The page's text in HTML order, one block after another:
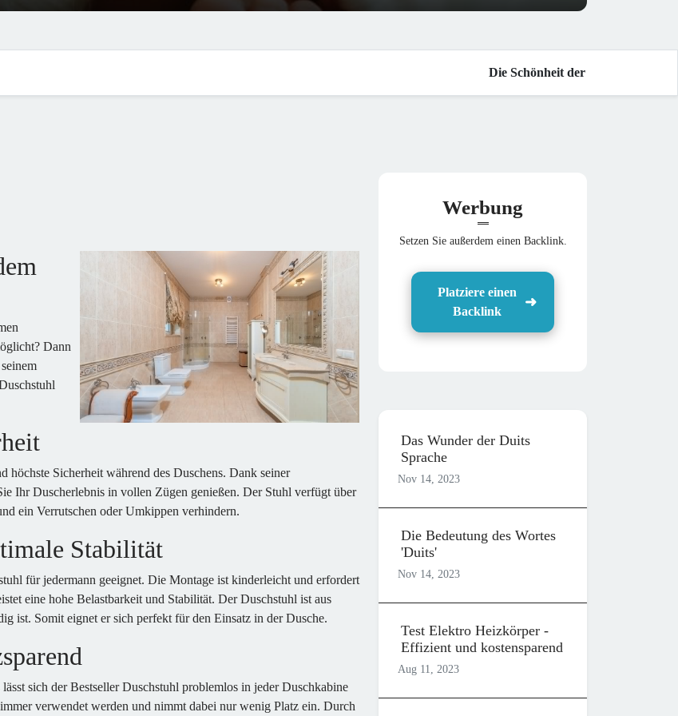
Die Schönheit der Duits
Dann
höchste Sicherheit während des Duschens. Dank seiner
Ihr Duscherlebnis in vollen Zügen genießen. Der Stuhl verfügt über
ein Verrutschen oder Umkippen verhindern.
Stabilität
für jedermann geeignet. Die Montage ist kinderleicht und erfordert
eine hohe Belastbarkeit und Stabilität. Der Duschstuhl ist aus
ist. Somit eignet er sich perfekt für den Einsatz in der Dusche.
sich der Bestseller Duschstuhl problemlos in jeder Duschkabine
verwendet werden und nimmt dabei nur wenig Platz ein. Durch
Werbung
Setzen Sie außerdem einen Backlink.
Platziere einen
Backlink
Das Wunder der Duits
Sprache
Nov 14, 2023
Die Bedeutung des Wortes
'Duits'
Nov 14, 2023
Test Elektro Heizkörper -
Effizient und kostensparend
Aug 11, 2023